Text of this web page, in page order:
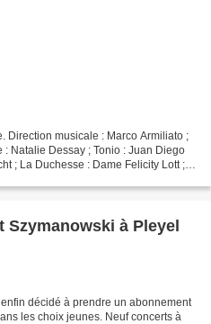
Direction musicale : Marco Armiliato ;
Natalie Dessay ; Tonio : Juan Diego
; La Duchesse : Dame Felicity Lott ;
Szymanowski à Pleyel
décidé à prendre un abonnement
les choix jeunes. Neuf concerts à